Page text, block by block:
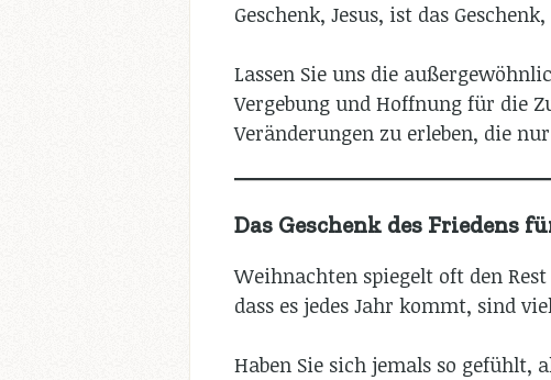
Geschenk, Jesus, ist das
Lassen Sie uns die
Vergebung und Hoffnung für die
Veränderungen zu erleben, die
Das Geschenk des Friedens
Weihnachten spiegelt oft den
dass es jedes Jahr kommt, sind
Haben Sie sich jemals so gefühlt,